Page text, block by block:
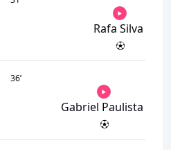
Rafa Silva
36’
Gabriel Paulista